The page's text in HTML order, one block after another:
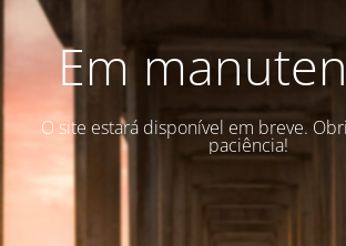
Em
O site estará disponível em breve.
paciência!